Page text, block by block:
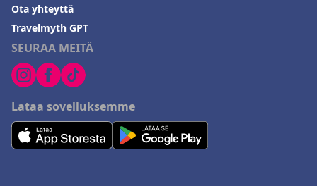
SEURAA MEITÄ
Lataa sovelluksemme
Ota yhteyttä
Travelmyth GPT